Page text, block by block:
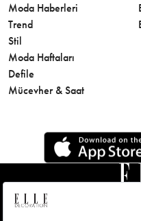
Moda Haberleri
Trend
Stil
Moda Haftaları
Defile
Mücevher & Saat